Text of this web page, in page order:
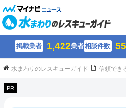
掲載業者 1,422業者相談件数
水まわりのレスキューガイド 信頼でき
PR